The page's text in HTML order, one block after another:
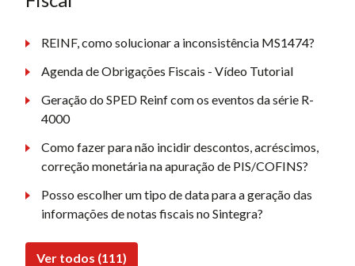
REINF, como solucionar a inconsistência MS1474?
Agenda de Obrigações Fiscais - Vídeo Tutorial
Geração do SPED Reinf com os eventos da série R-
4000
Como fazer para não incidir descontos, acréscimos,
correção monetária na apuração de PIS/COFINS?
Posso escolher um tipo de data para a geração das
informações de notas fiscais no Sintegra?
Ver todos (111)